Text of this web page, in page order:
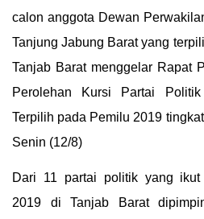
calon anggota Dewan
Tanjung Jabung Barat yang
Tanjab Barat menggelar Rapat
Perolehan Kursi Partai
Terpilih pada Pemilu 2019
Senin (12/8)
Dari 11 partai politik yang
2019 di Tanjab Barat